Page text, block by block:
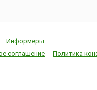
Информеры
соглашение Политика